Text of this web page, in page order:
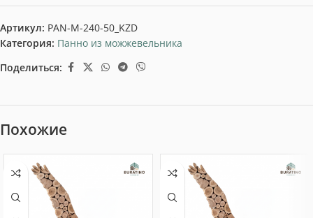
Артикул: PAN-M-240-50_KZD
Категория: Панно из можжевельника
Поделиться:
Похожие